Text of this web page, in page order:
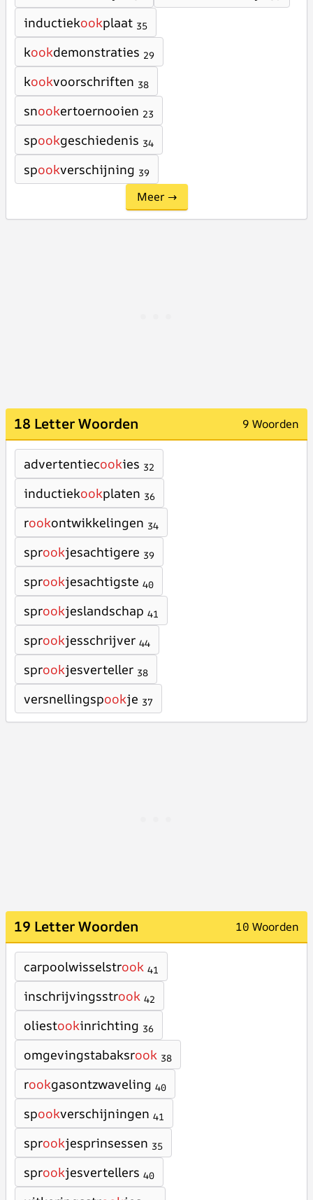
inductiekookplaat 35
kookdemonstraties 29
kookvoorschriften 38
snookertoernooien 23
spookgeschiedenis 34
spookverschijning 39
Meer →
18 Letter Woorden 9 Woorden
advertentiecookies 32
inductiekookplaten 36
rookontwikkelingen 34
sprookjesachtigere 39
sprookjesachtigste 40
sprookjeslandschap 41
sprookjesschrijver 44
sprookjesverteller 38
versnellingspookje 37
19 Letter Woorden 10 Woorden
carpoolwisselstrook 41
inschrijvingsstrook 42
oliestookinrichting 36
omgevingstabaksrook 38
rookgasontzwaveling 40
spookverschijningen 41
sprookjesprinsessen 35
sprookjesvertellers 40